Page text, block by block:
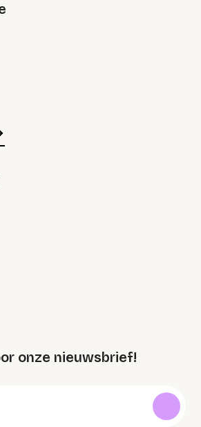
onze nieuwsbrief!